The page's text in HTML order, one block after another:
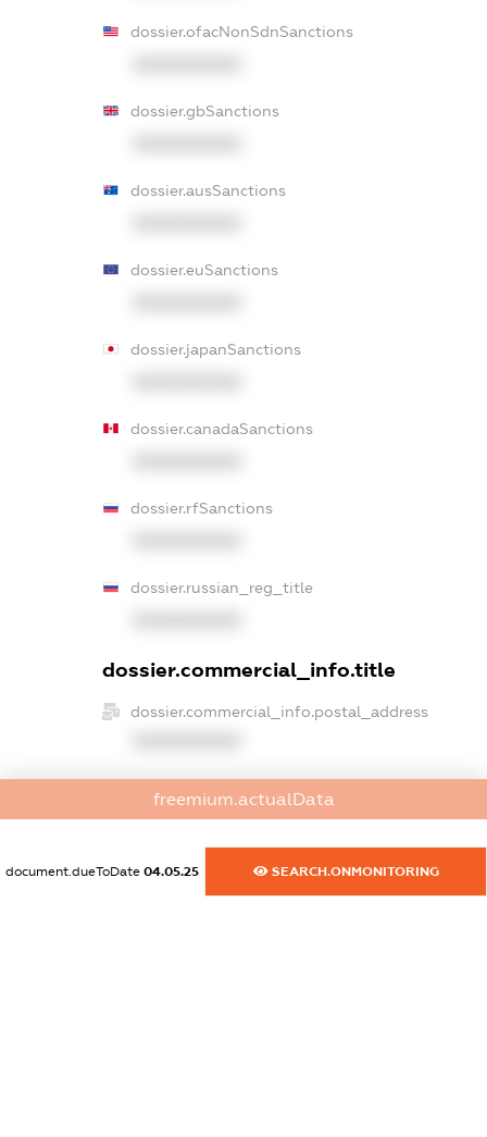
dossier.ofacNonSdnSanctions
dossier.gbSanctions
dossier.ausSanctions
dossier.euSanctions
dossier.japanSanctions
dossier.canadaSanctions
dossier.rfSanctions
dossier.russian_reg_title
dossier.commercial_info.title
dossier.commercial_info.postal_address
XXXXXXXXXX
dossier.commercial_info.fax
XXXXXXXXXX
freemium.actualData
document.dueToDate 04.05.25 SEARCH.ONMONITORING